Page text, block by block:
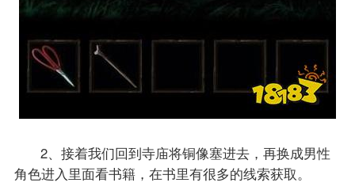
2、接着我们回到寺庙将铜像塞进去，再换成男性
角色进入里面看书籍，在书里有很多的线索获取。